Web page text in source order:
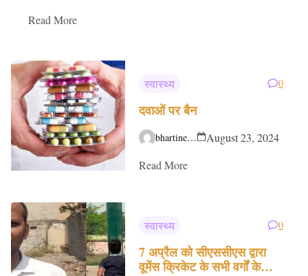
Read More
स्वास्थ्य 0
दवाओं पर बैन
bhartinews.org
August 23, 2024
Read More
स्वास्थ्य 0
7 अप्रैल को सीएससीएस द्वारा
वूमेंस क्रिकेट के सभी वर्गों के